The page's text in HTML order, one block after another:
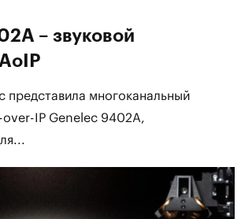
– звуковой
представила многоканальный
IP Genelec 9402A,